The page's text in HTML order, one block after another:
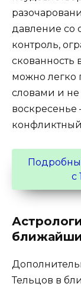
давление со
контроль,
скованность
можно легко
словами и не
с
Тельцов в